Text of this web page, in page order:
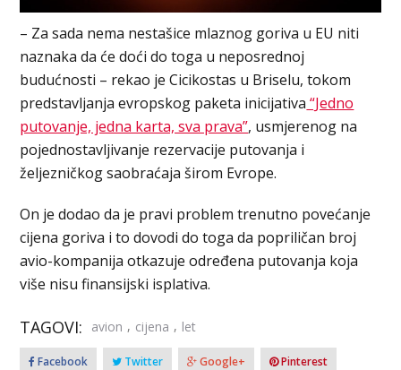
– Za sada nema nestašice mlaznog goriva u EU niti
naznaka da će doći do toga u neposrednoj
budućnosti – rekao je Cicikostas u Briselu, tokom
predstavljanja evropskog paketa inicijativa “Јedno
putovanje, jedna karta, sva prava”, usmjerenog na
pojednostavljivanje rezervacije putovanja i
željezničkog saobraćaja širom Evrope.
On je dodao da je pravi problem trenutno povećanje
cijena goriva i to dovodi do toga da popriličan broj
avio-kompanija otkazuje određena putovanja koja
više nisu finansijski isplativa.
TAGOVI: avion , cijena , let
Facebook Twitter Google+ Pinterest